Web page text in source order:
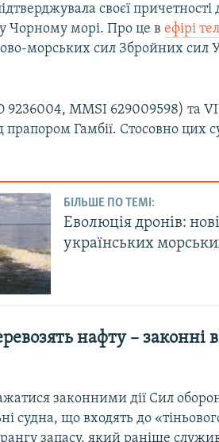
своєї причетності
Чорному морі. Про це вефірі
морських сил Збройних сил
9236004, MMSI 629009598) та
прапором Гамбії. Стосовно цих
БІЛЬШЕ ПО ТЕМІ:
Еволюція дронів:
українських
нафту – законні
законними дії Сил
судна, що входять до
запасу, який раніше служив